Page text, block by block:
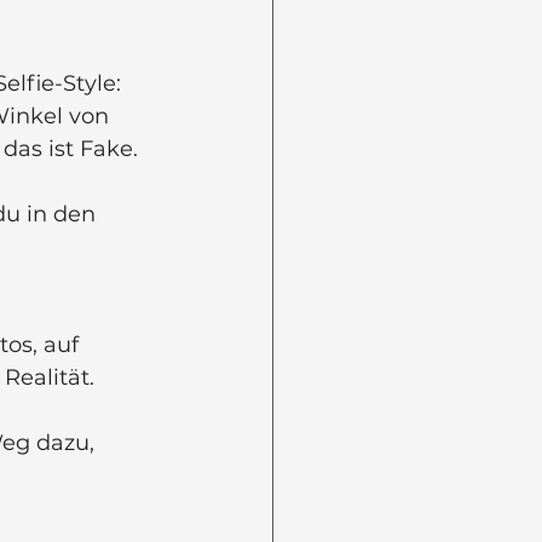
Style:
von
ist Fake.
in den
auf
dazu,